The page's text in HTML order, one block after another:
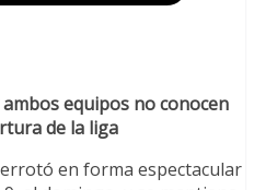
equipos no conocen
de la liga
en forma espectacular